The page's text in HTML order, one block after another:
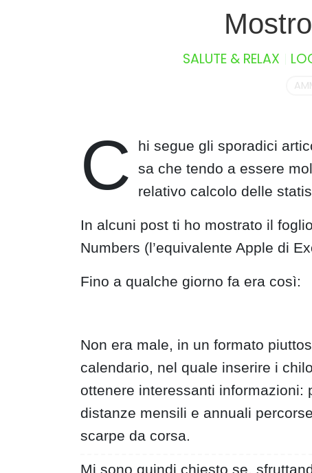
SALUTE & RELAX
C
hi segue gli sporadici
sa che tendo a essere
relativo calcolo delle
In alcuni post ti ho mostrato il
Numbers (l’equivalente Apple di
Fino a qualche giorno fa era così:
Non era male, in un formato
calendario, nel quale inserire i
ottenere interessanti informazioni:
distanze mensili e annuali
scarpe da corsa.
Mi sono quindi chiesto se,